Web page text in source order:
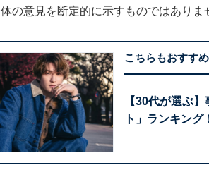
の意見を断定的に示すものではありま
こちらもおすすめ
【30代が選ぶ
ト」ランキン